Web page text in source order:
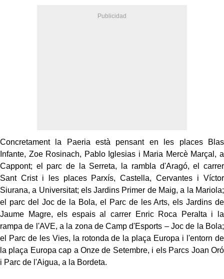
Concretament la Paeria està pensant en les places Blas
Infante, Zoe Rosinach, Pablo Iglesias i Maria Mercè Marçal, a
Cappont; el parc de la Serreta, la rambla d'Aragó, el carrer
Sant Crist i les places Parxís, Castella, Cervantes i Víctor
Siurana, a Universitat; els Jardins Primer de Maig, a la Mariola;
el parc del Joc de la Bola, el Parc de les Arts, els Jardins de
Jaume Magre, els espais al carrer Enric Roca Peralta i la
rampa de l'AVE, a la zona de Camp d'Esports – Joc de la Bola;
el Parc de les Vies, la rotonda de la plaça Europa i l'entorn de
la plaça Europa cap a Onze de Setembre, i els Parcs Joan Oró
i Parc de l'Aigua, a la Bordeta.